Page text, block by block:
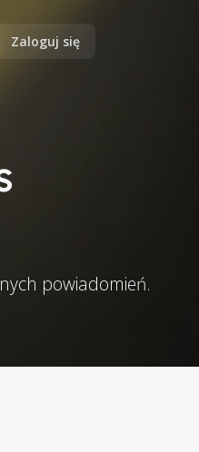
Zaloguj się
powiadomień.